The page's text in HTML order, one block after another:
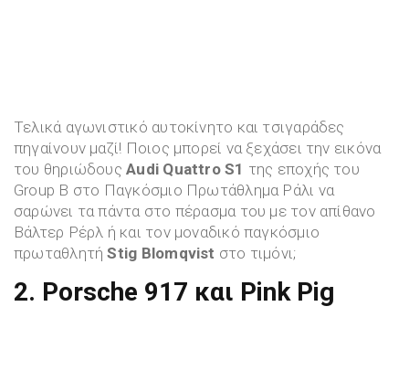
Τελικά αγωνιστικό αυτοκίνητο και τσιγαράδες
πηγαίνουν μαζί! Ποιος μπορεί να ξεχάσει την εικόνα
του θηριώδουςAudi Quattro S1 της εποχής του
Group B στο Παγκόσμιο Πρωτάθλημα Ράλι να
σαρώνει τα πάντα στο πέρασμα του με τον απίθανο
Βάλτερ Ρέρλ ή και τον μοναδικό παγκόσμιο
πρωταθλητήStig Blomqvist στο τιμόνι;
2. Porsche 917 και Pink Pig